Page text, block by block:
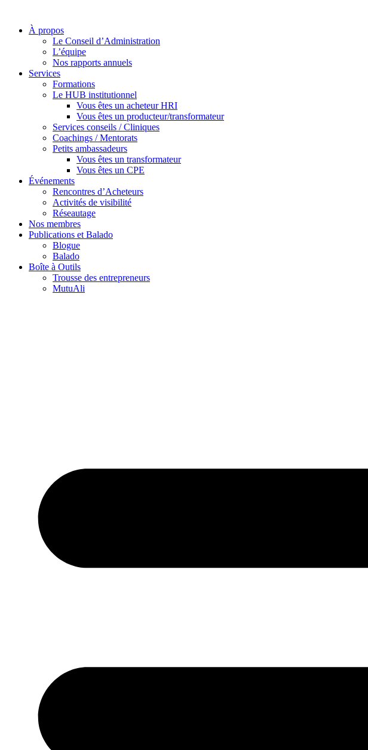
À propos
Le Conseil d’Administration
L’équipe
Nos rapports annuels
Services
Formations
Le HUB institutionnel
Vous êtes un acheteur HRI
Vous êtes un producteur/transformateur
Services conseils / Cliniques
Coachings / Mentorats
Petits ambassadeurs
Vous êtes un transformateur
Vous êtes un CPE
Événements
Rencontres d’Acheteurs
Activités de visibilité
Réseautage
Nos membres
Publications et Balado
Blogue
Balado
Boîte à Outils
Trousse des entrepreneurs
MutuAli